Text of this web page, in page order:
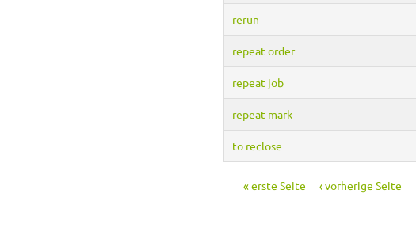
rerun
repeat order
repeat job
repeat mark
to reclose
« erste Seite ‹ vorherige Seite